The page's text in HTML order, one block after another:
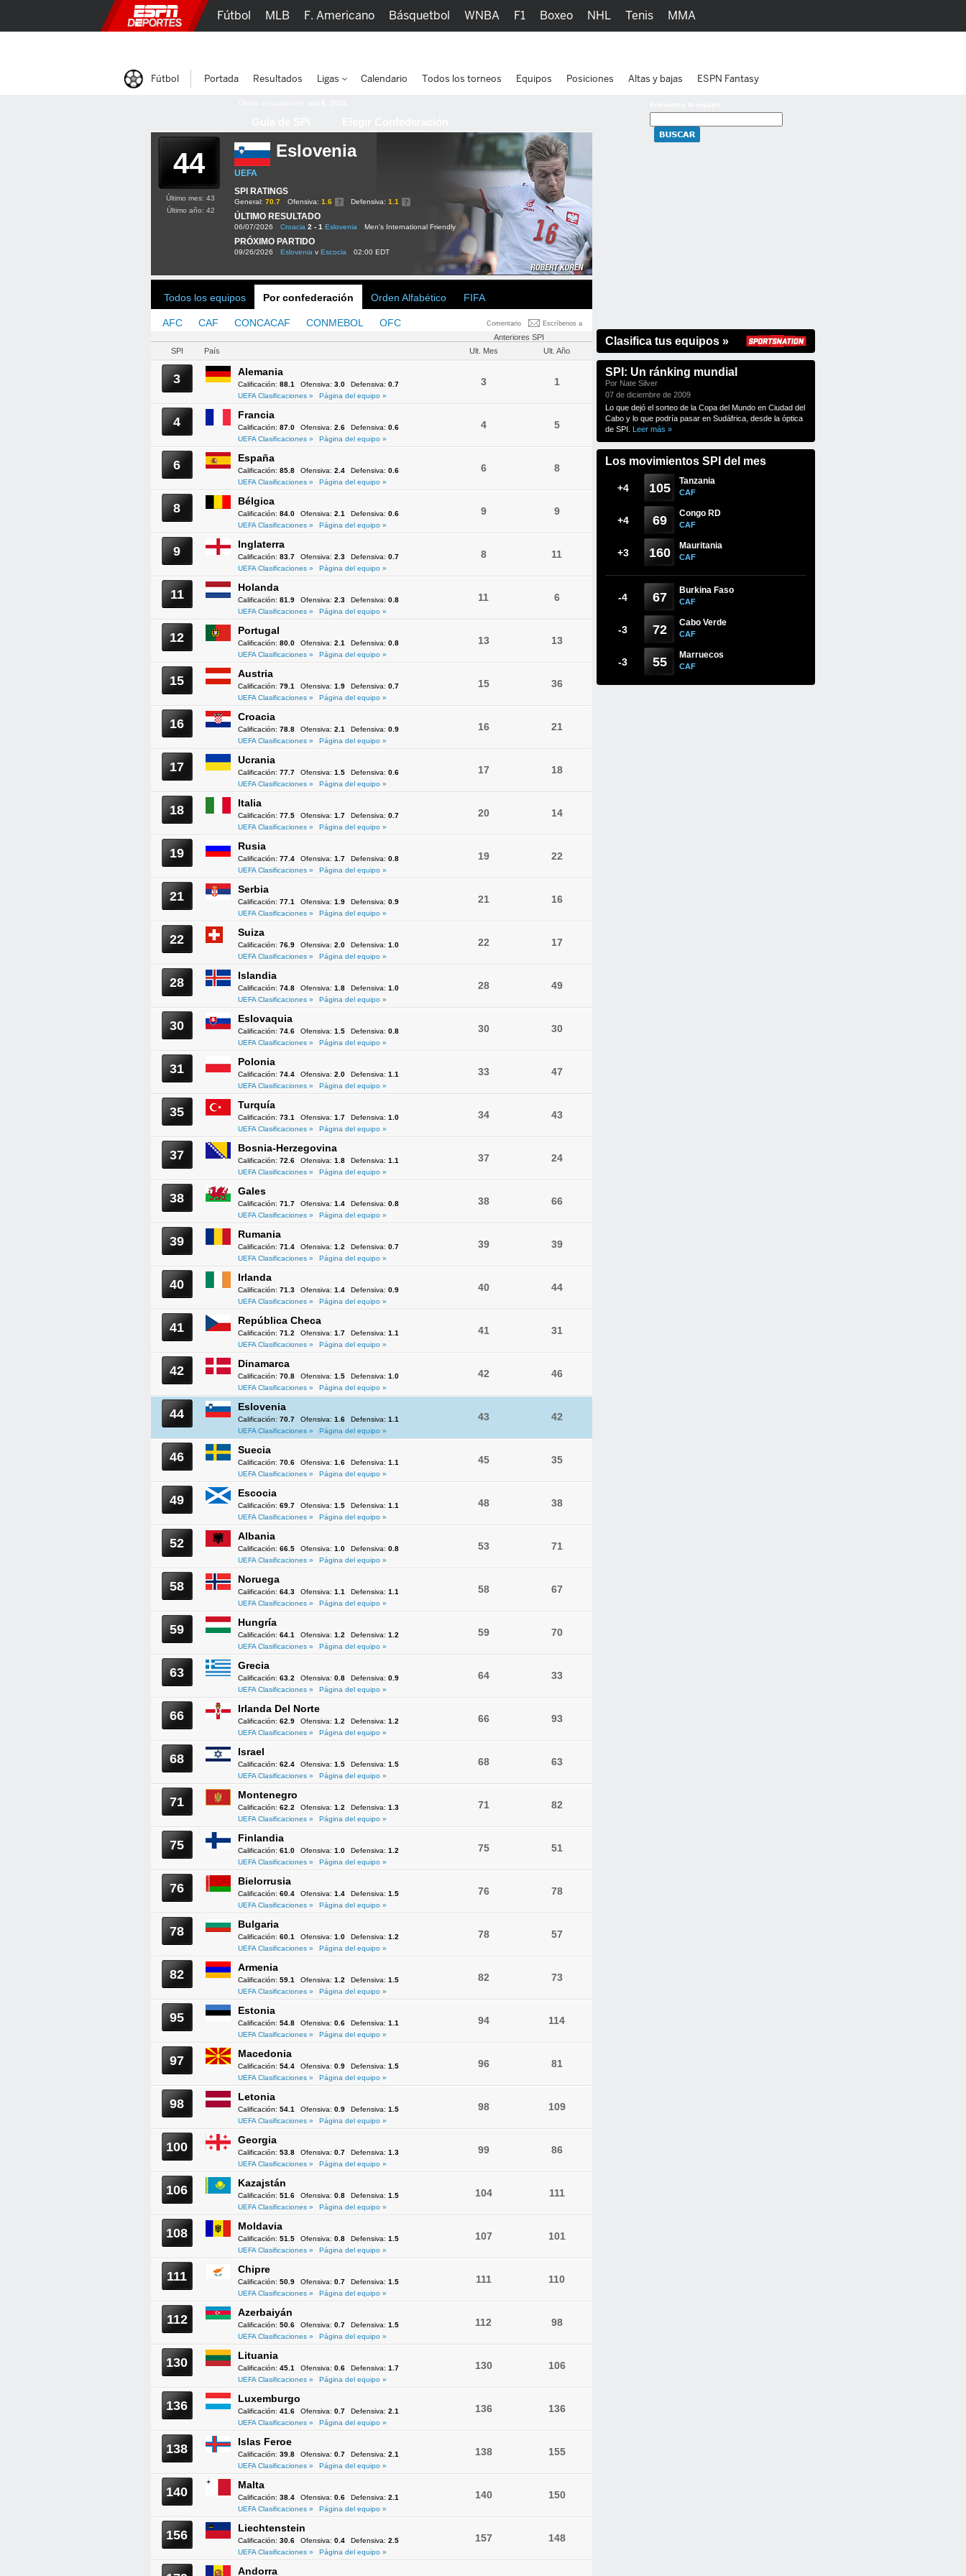
44 Eslovenia
UEFA
SPI RATINGS
General: 70.7 Ofensiva: 1.6 Defensiva: 1.1
ÚLTIMO RESULTADO
06/07/2026 Croacia 2 - 1 Eslovenia Men's International Friendly
PRÓXIMO PARTIDO
09/26/2026 Eslovenia v Escocia 02:00 EDT
Último mes: 43
Último año: 42
Todos los equipos Por confederación Orden Alfabético FIFA
Comentario Escríbenos a
AFC CAF CONCACAF CONMEBOL OFC
Anteriores SPI
SPI
País Ult. Mes Ult. Año
3 Alemania
Calificación: 88.1 Ofensiva: 3.0 Defensiva: 0.7
UEFA Clasificaciones »
Página del equipo »
3 1
4 Francia
Calificación: 87.0 Ofensiva: 2.6 Defensiva: 0.6
UEFA Clasificaciones »
Página del equipo »
4 5
6 España
Calificación: 85.8 Ofensiva: 2.4 Defensiva: 0.6
UEFA Clasificaciones »
Página del equipo »
6 8
8 Bélgica
Calificación: 84.0 Ofensiva: 2.1 Defensiva: 0.6
UEFA Clasificaciones »
Página del equipo »
9 9
9 Inglaterra
Calificación: 83.7 Ofensiva: 2.3 Defensiva: 0.7
UEFA Clasificaciones »
Página del equipo »
8 11
11 Holanda
Calificación: 81.9 Ofensiva: 2.3 Defensiva: 0.8
UEFA Clasificaciones »
Página del equipo »
11 6
12 Portugal
Calificación: 80.0 Ofensiva: 2.1 Defensiva: 0.8
UEFA Clasificaciones »
Página del equipo »
13 13
15 Austria
Calificación: 79.1 Ofensiva: 1.9 Defensiva: 0.7
UEFA Clasificaciones »
Página del equipo »
15 36
16 Croacia
Calificación: 78.8 Ofensiva: 2.1 Defensiva: 0.9
UEFA Clasificaciones »
Página del equipo »
16 21
17 Ucrania
Calificación: 77.7 Ofensiva: 1.5 Defensiva: 0.6
UEFA Clasificaciones »
Página del equipo »
17 18
18 Italia
Calificación: 77.5 Ofensiva: 1.7 Defensiva: 0.7
UEFA Clasificaciones »
Página del equipo »
20 14
19 Rusia
Calificación: 77.4 Ofensiva: 1.7 Defensiva: 0.8
UEFA Clasificaciones »
Página del equipo »
19 22
21 Serbia
Calificación: 77.1 Ofensiva: 1.9 Defensiva: 0.9
UEFA Clasificaciones »
Página del equipo »
21 16
22 Suiza
Calificación: 76.9 Ofensiva: 2.0 Defensiva: 1.0
UEFA Clasificaciones »
Página del equipo »
22 17
28 Islandia
Calificación: 74.8 Ofensiva: 1.8 Defensiva: 1.0
UEFA Clasificaciones »
Página del equipo »
28 49
30 Eslovaquia
Calificación: 74.6 Ofensiva: 1.5 Defensiva: 0.8
UEFA Clasificaciones »
Página del equipo »
30 30
31 Polonia
Calificación: 74.4 Ofensiva: 2.0 Defensiva: 1.1
UEFA Clasificaciones »
Página del equipo »
33 47
35 Turquía
Calificación: 73.1 Ofensiva: 1.7 Defensiva: 1.0
UEFA Clasificaciones »
Página del equipo »
34 43
37 Bosnia-Herzegovina
Calificación: 72.6 Ofensiva: 1.8 Defensiva: 1.1
UEFA Clasificaciones »
Página del equipo »
37 24
38 Gales
Calificación: 71.7 Ofensiva: 1.4 Defensiva: 0.8
UEFA Clasificaciones »
Página del equipo »
38 66
39 Rumania
Calificación: 71.4 Ofensiva: 1.2 Defensiva: 0.7
UEFA Clasificaciones »
Página del equipo »
39 39
40 Irlanda
Calificación: 71.3 Ofensiva: 1.4 Defensiva: 0.9
UEFA Clasificaciones »
Página del equipo »
40 44
41 República Checa
Calificación: 71.2 Ofensiva: 1.7 Defensiva: 1.1
UEFA Clasificaciones »
Página del equipo »
41 31
42 Dinamarca
Calificación: 70.8 Ofensiva: 1.5 Defensiva: 1.0
UEFA Clasificaciones »
Página del equipo »
42 46
44 Eslovenia
Calificación: 70.7 Ofensiva: 1.6 Defensiva: 1.1
UEFA Clasificaciones »
Página del equipo »
43 42
46 Suecia
Calificación: 70.6 Ofensiva: 1.6 Defensiva: 1.1
UEFA Clasificaciones »
Página del equipo »
45 35
49 Escocia
Calificación: 69.7 Ofensiva: 1.5 Defensiva: 1.1
UEFA Clasificaciones »
Página del equipo »
48 38
52 Albania
Calificación: 66.5 Ofensiva: 1.0 Defensiva: 0.8
UEFA Clasificaciones »
Página del equipo »
53 71
58 Noruega
Calificación: 64.3 Ofensiva: 1.1 Defensiva: 1.1
UEFA Clasificaciones »
Página del equipo »
58 67
59 Hungría
Calificación: 64.1 Ofensiva: 1.2 Defensiva: 1.2
UEFA Clasificaciones »
Página del equipo »
59 70
63 Grecia
Calificación: 63.2 Ofensiva: 0.8 Defensiva: 0.9
UEFA Clasificaciones »
Página del equipo »
64 33
66 Irlanda Del Norte
Calificación: 62.9 Ofensiva: 1.2 Defensiva: 1.2
UEFA Clasificaciones »
Página del equipo »
66 93
68 Israel
Calificación: 62.4 Ofensiva: 1.5 Defensiva: 1.5
UEFA Clasificaciones »
Página del equipo »
68 63
71 Montenegro
Calificación: 62.2 Ofensiva: 1.2 Defensiva: 1.3
UEFA Clasificaciones »
Página del equipo »
71 82
75 Finlandia
Calificación: 61.0 Ofensiva: 1.0 Defensiva: 1.2
UEFA Clasificaciones »
Página del equipo »
75 51
76 Bielorrusia
Calificación: 60.4 Ofensiva: 1.4 Defensiva: 1.5
UEFA Clasificaciones »
Página del equipo »
76 78
78 Bulgaria
Calificación: 60.1 Ofensiva: 1.0 Defensiva: 1.2
UEFA Clasificaciones »
Página del equipo »
78 57
82 Armenia
Calificación: 59.1 Ofensiva: 1.2 Defensiva: 1.5
UEFA Clasificaciones »
Página del equipo »
82 73
95 Estonia
Calificación: 54.8 Ofensiva: 0.6 Defensiva: 1.1
UEFA Clasificaciones »
Página del equipo »
94 114
97 Macedonia
Calificación: 54.4 Ofensiva: 0.9 Defensiva: 1.5
UEFA Clasificaciones »
Página del equipo »
96 81
98 Letonia
Calificación: 54.1 Ofensiva: 0.9 Defensiva: 1.5
UEFA Clasificaciones »
Página del equipo »
98 109
100 Georgia
Calificación: 53.8 Ofensiva: 0.7 Defensiva: 1.3
UEFA Clasificaciones »
Página del equipo »
99 86
106 Kazajstán
Calificación: 51.6 Ofensiva: 0.8 Defensiva: 1.5
UEFA Clasificaciones »
Página del equipo »
104 111
108 Moldavia
Calificación: 51.5 Ofensiva: 0.8 Defensiva: 1.5
UEFA Clasificaciones »
Página del equipo »
107 101
111 Chipre
Calificación: 50.9 Ofensiva: 0.7 Defensiva: 1.5
UEFA Clasificaciones »
Página del equipo »
111 110
112 Azerbaiyán
Calificación: 50.6 Ofensiva: 0.7 Defensiva: 1.5
UEFA Clasificaciones »
Página del equipo »
112 98
130 Lituania
Calificación: 45.1 Ofensiva: 0.6 Defensiva: 1.7
UEFA Clasificaciones »
Página del equipo »
130 106
136 Luxemburgo
Calificación: 41.6 Ofensiva: 0.7 Defensiva: 2.1
UEFA Clasificaciones »
Página del equipo »
136 136
138 Islas Feroe
Calificación: 39.8 Ofensiva: 0.7 Defensiva: 2.1
UEFA Clasificaciones »
Página del equipo »
138 155
140 Malta
Calificación: 38.4 Ofensiva: 0.6 Defensiva: 2.1
UEFA Clasificaciones »
Página del equipo »
140 150
156 Liechtenstein
Calificación: 30.6 Ofensiva: 0.4 Defensiva: 2.5
UEFA Clasificaciones »
Página del equipo »
157 148
Andorra
Clasifica tus equipos »
SPI: Un ránking mundial
Por Nate Silver
07 de diciembre de 2009
Lo que dejó el sorteo de la Copa del Mundo en Ciudad del
Cabo y lo que podría pasar en Sudáfrica, desde la óptica
de SPI. Leer más »
Los movimientos SPI del mes
+4 105 Tanzania
CAF
+4 69 Congo RD
CAF
+3 160 Mauritania
CAF
-4 67 Burkina Faso
CAF
-3 72 Cabo Verde
CAF
-3 55 Marruecos
CAF
Fútbol MLB F. Americano Básquetbol WNBA F1 Boxeo NHL Tenis MMA
Fútbol Portada Resultados Ligas Calendario Todos los torneos Equipos Posiciones Altas y bajas ESPN Fantasy